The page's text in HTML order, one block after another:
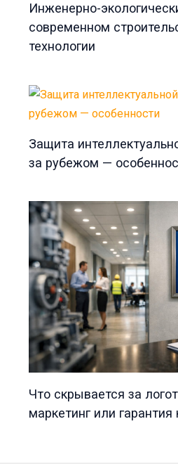
Инженерно-
современном
технологии
Защита
за рубежом —
Что скрывается за
маркетинг или гарантия